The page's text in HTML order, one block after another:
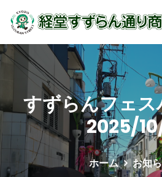
すずらんフェ
2025/
ホーム
お知